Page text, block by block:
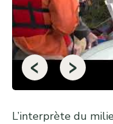
‹ ›
L’interprète du